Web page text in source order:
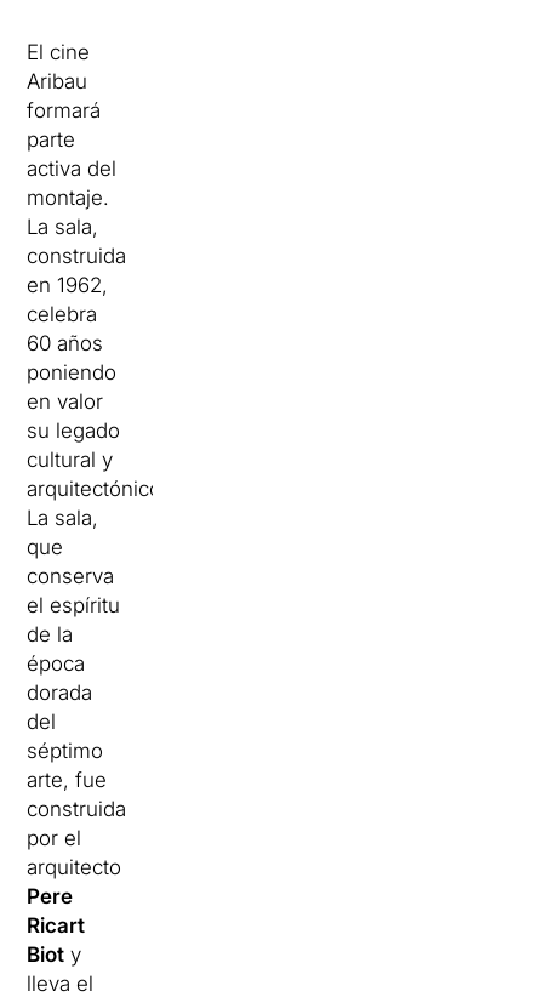
El cine
Aribau
formará
parte
activa del
montaje.
La sala,
construida
en 1962,
celebra
60 años
poniendo
en valor
su legado
cultural y
arquitectónico.
La sala,
que
conserva
el espíritu
de la
época
dorada
del
séptimo
arte, fue
construida
por el
arquitecto
Pere
Ricart
Biot y
lleva el